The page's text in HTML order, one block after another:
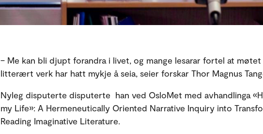
– Me kan bli djupt forandra i livet, og mange lesarar fortel at
litterært verk har hatt mykje å seia, seier forskar Thor Magnus
Nyleg disputerte disputerte han ved OsloMet med avhandlinga
my Life»: A Hermeneutically Oriented Narrative Inquiry into
Reading Imaginative Literature.